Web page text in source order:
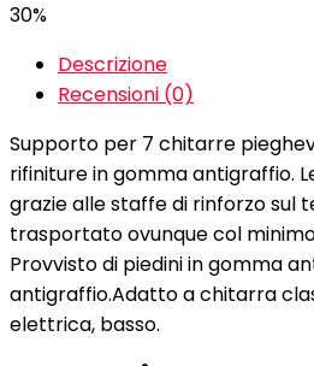
30%
Descrizione
Recensioni (0)
Supporto per 7 chitarre
rifiniture in gomma antigraffio.
grazie alle staffe di rinforzo sul
trasportato ovunque col
Provvisto di piedini in gomma
antigraffio.Adatto a chitarra
elettrica, basso.